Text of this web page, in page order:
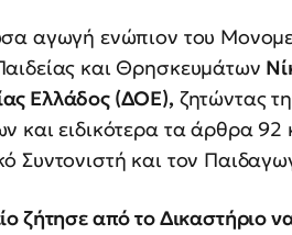
αγωγή ενώπιον του
και Θρησκευμάτων
Ελλάδος (ΔΟΕ), ζητώντας
και ειδικότερα τα άρθρα
Συντονιστή και τον
ζήτησε από το Δικαστήριο